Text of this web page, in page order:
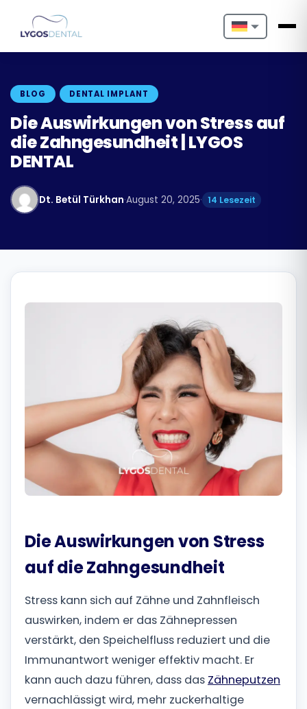
Nederlands
Deutsch
Español
Italiano
Български
Русский
BLOG DENTAL IMPLANT
Die Auswirkungen von Stress auf
die Zahngesundheit | LYGOS
DENTAL
Dt. Betül Türkhan·August 20, 2025· 14 Lesezeit
Die Auswirkungen von Stress
auf die Zahngesundheit
Stress kann sich auf Zähne und Zahnfleisch
auswirken, indem er das Zähnepressen
verstärkt, den Speichelfluss reduziert und die
Immunantwort weniger effektiv macht. Er
kann auch dazu führen, dass das Zähneputzen
vernachlässigt wird, mehr zuckerhaltige